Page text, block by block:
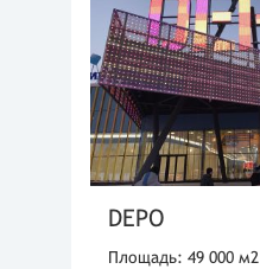
DEPO
Площадь: 49 000 м2